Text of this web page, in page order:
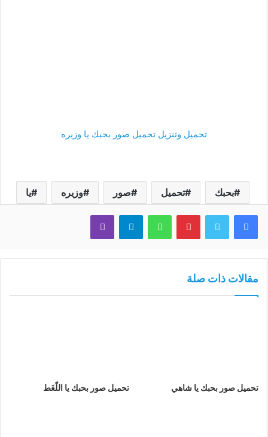
تحميل وتنزيل تحميل صور بحبك يا وزيره
بحبك تحميل صور وزيره يا
فيسبوك تويتر بينتيريستواتساب تيلقرام ڤايبر
مقالات ذات صلة
تحميل صور بحبك يا شاهي تحميل صور بحبك يا اللّغَط